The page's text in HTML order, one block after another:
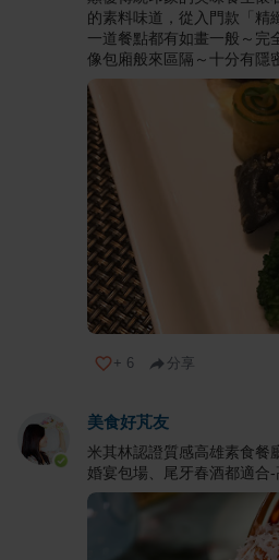
的素料味道，從入門款「精
一道餐點都有如畫一般～完
像包廂般來區隔～十分有隱
+ 6 分享
美食好芃友
米其林認證質感高雄素食餐
婚宴包場、尾牙春酒都適合-